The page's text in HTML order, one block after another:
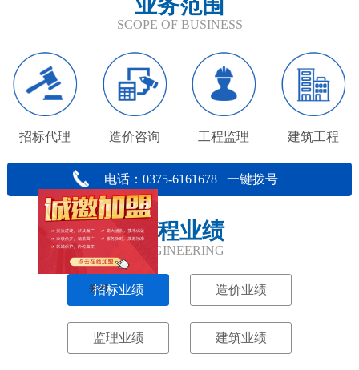
业务范围
SCOPE OF BUSINESS
招标代理 造价咨询 工程监理 建筑工程
电话：0375-6161678 一键拨号
工程业绩
ENGINEERING
招标业绩 造价业绩
监理业绩 建筑业绩
关闭